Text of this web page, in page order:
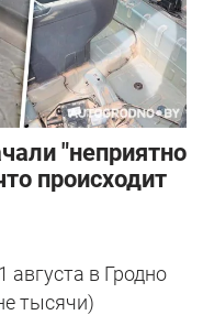
"неприятно
происходит
в Гродно
тысячи)